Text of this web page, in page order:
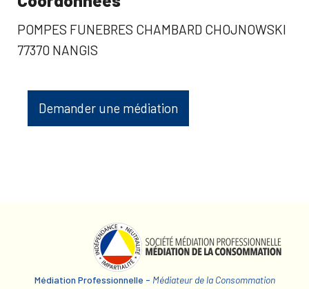
POMPES FUNEBRES CHAMBARD CHOJNOWSKI
77370 NANGIS
Demander une médiation
Médiation Professionnelle - Médiateur de la Consommation